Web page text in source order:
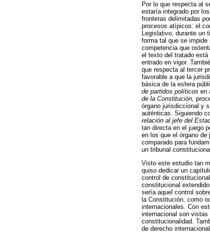
Por lo que respecta al
estaría integrado por
fronteras delimitadas
procesos atípicos: el
Legislativo, durante un
forma tal que se
competencia que
el texto del tratado
entrado en vigor.
que respecta al tercer
favorable a que la
básica de la esfera
de partidos políticos en
de la Constitución,
órgano jurisdiccional y
auténticas. Siguiendo
relación al jefe del
tan directa en el juego
en los que el órgano
comparado para
un tribunal
Visto este estudio tan
quiso dedicar un
control de
constitucional
sería aquel control
la Constitución, como
internacionales. Con
internacional son
constitucionalidad.
de derecho